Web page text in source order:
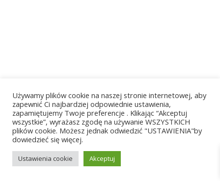
Używamy plików cookie na naszej stronie internetowej, aby
zapewnić Ci najbardziej odpowiednie ustawienia,
zapamiętujemy Twoje preferencje . Klikając “Akceptuj
wszystkie”, wyrażasz zgodę na używanie WSZYSTKICH
plików cookie. Możesz jednak odwiedzić "USTAWIENIA"by
dowiedzieć się więcej.
Ustawienia cookie Akceptuj